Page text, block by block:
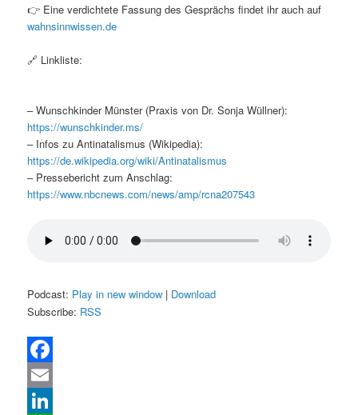
👉 Eine verdichtete Fassung des Gesprächs findet ihr auch auf
wahnsinnwissen.de
🔗 Linkliste:
– Wunschkinder Münster (Praxis von Dr. Sonja Wüllner):
https://wunschkinder.ms/
– Infos zu Antinatalismus (Wikipedia):
https://de.wikipedia.org/wiki/Antinatalismus
– Pressebericht zum Anschlag:
https://www.nbcnews.com/news/amp/rcna207543
Podcast: Play in new window | Download
Subscribe: RSS
Facebook
Email